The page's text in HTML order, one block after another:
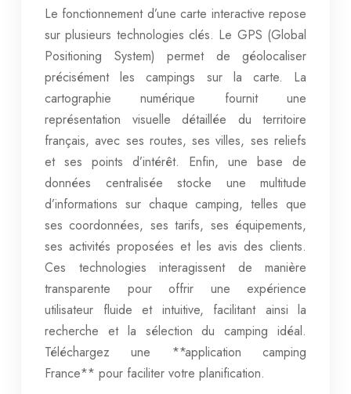
Le fonctionnement d’une carte interactive repose
sur plusieurs technologies clés. Le GPS (Global
Positioning System) permet de géolocaliser
précisément les campings sur la carte. La
cartographie numérique fournit une
représentation visuelle détaillée du territoire
français, avec ses routes, ses villes, ses reliefs
et ses points d’intérêt. Enfin, une base de
données centralisée stocke une multitude
d’informations sur chaque camping, telles que
ses coordonnées, ses tarifs, ses équipements,
ses activités proposées et les avis des clients.
Ces technologies interagissent de manière
transparente pour offrir une expérience
utilisateur fluide et intuitive, facilitant ainsi la
recherche et la sélection du camping idéal.
Téléchargez une **application camping
France** pour faciliter votre planification.